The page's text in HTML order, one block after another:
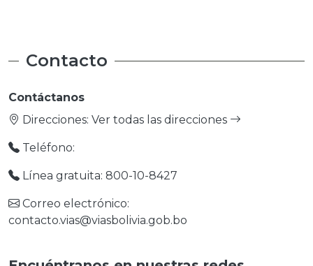
Contacto
Contáctanos
Direcciones: Ver todas las direcciones
Teléfono:
Línea gratuita: 800-10-8427
Correo electrónico:
contacto.vias@viasbolivia.gob.bo